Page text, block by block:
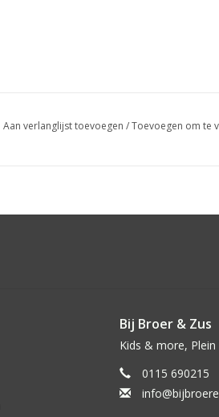
Aan verlanglijst toevoegen /Toevoegen om te
Bij Broer & Zus
Kids & more,
0115 690215